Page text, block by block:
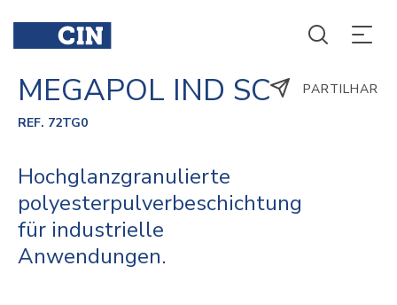
MEGAPOL IND SC
REF. 72TG0
Hochglanzgranulierte
polyesterpulverbeschichtung
für industrielle
Anwendungen.
PARTILHAR